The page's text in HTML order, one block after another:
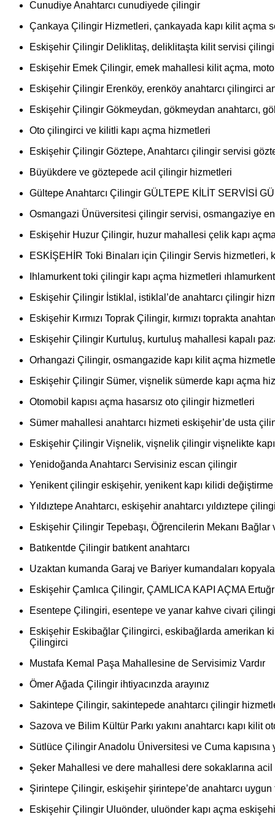
Cunudiye Anahtarcı cunudiyede çilingir
Çankaya Çilingir Hizmetleri, çankayada kapı kilit açma
Eskişehir Çilingir Deliklitaş, deliklitaşta kilit servisi
Eskişehir Emek Çilingir, emek mahallesi kilit açma,
Eskişehir Çilingir Erenköy, erenköy anahtarcı çilingirci
Eskişehir Çilingir Gökmeydan, gökmeydan anahtarcı,
Oto çilingirci ve kilitli kapı açma hizmetleri
Eskişehir Çilingir Göztepe, Anahtarcı çilingir servisi
Büyükdere ve göztepede acil çilingir hizmetleri
Gültepe Anahtarcı Çilingir GÜLTEPE KİLİT SERVİSİ
Osmangazi Ünüversitesi çilingir servisi, osmangaziye
Eskişehir Huzur Çilingir, huzur mahallesi çelik kapı
ESKİŞEHİR Toki Binaları için Çilingir Servis hizmetleri,
Ihlamurkent toki çilingir kapı açma hizmetleri
Eskişehir Çilingir İstiklal, istiklal’de anahtarcı çilingir
Eskişehir Kırmızı Toprak Çilingir, kırmızı toprakta
Eskişehir Çilingir Kurtuluş, kurtuluş mahallesi kapalı
Orhangazi Çilingir, osmangazide kapı kilit açma
Eskişehir Çilingir Sümer, vişnelik sümerde kapı açma
Otomobil kapısı açma hasarsız oto çilingir hizmetleri
Sümer mahallesi anahtarcı hizmeti eskişehir’de usta
Eskişehir Çilingir Vişnelik, vişnelik çilingir vişnelikte
Yenidoğanda Anahtarcı Servisiniz escan çilingir
Yenikent çilingir eskişehir, yenikent kapı kilidi değiştirme
Yıldıztepe Anahtarcı, eskişehir anahtarcı yıldıztepe
Eskişehir Çilingir Tepebaşı, Öğrencilerin Mekanı
Batıkentde Çilingir batıkent anahtarcı
Uzaktan kumanda Garaj ve Bariyer kumandaları
Eskişehir Çamlıca Çilingir, ÇAMLICA KAPI AÇMA
Esentepe Çilingiri, esentepe ve yanar kahve civari
Eskişehir Eskibağlar Çilingirci, eskibağlarda amerikan
Çilingirci
Mustafa Kemal Paşa Mahallesine de Servisimiz Vardır
Ömer Ağada Çilingir ihtiyacınzda arayınız
Sakintepe Çilingir, sakintepede anahtarcı çilingir
Sazova ve Bilim Kültür Parkı yakını anahtarcı kapı kilit
Sütlüce Çilingir Anadolu Üniversitesi ve Cuma kapısına
Şeker Mahallesi ve dere mahallesi dere sokaklarına
Şirintepe Çilingir, eskişehir şirintepe’de anahtarcı
Eskişehir Çilingir Uluönder, uluönder kapı açma